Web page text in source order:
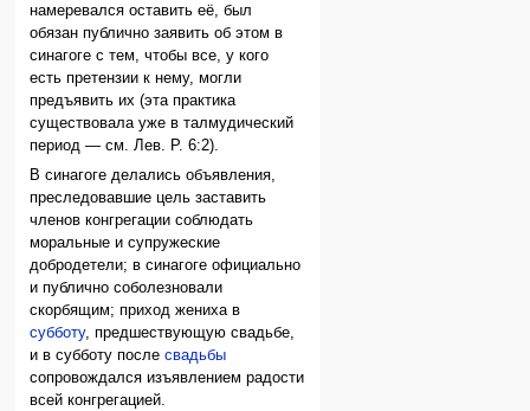
намеревался оставить её, был
обязан публично заявить об этом в
синагоге с тем, чтобы все, у кого
есть претензии к нему, могли
предъявить их (эта практика
существовала уже в талмудический
период — см. Лев. Р. 6:2).
В синагоге делались объявления,
преследовавшие цель заставить
членов конгрегации соблюдать
моральные и супружеские
добродетели; в синагоге официально
и публично соболезновали
скорбящим; приход жениха в
субботу, предшествующую свадьбе,
и в субботу послесвадьбы
сопровождался изъявлением радости
всей конгрегацией.